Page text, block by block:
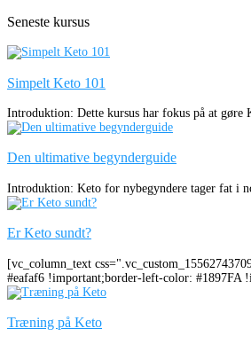
Seneste kursus
Simpelt Keto 101
Introduktion: Dette kursus har fokus på at
Den ultimative begynderguide
Introduktion: Keto for nybegyndere tager fat i
Er Keto sundt?
[vc_column_text
#eafaf6 !important;border-left-color: #1897FA
Træning på Keto